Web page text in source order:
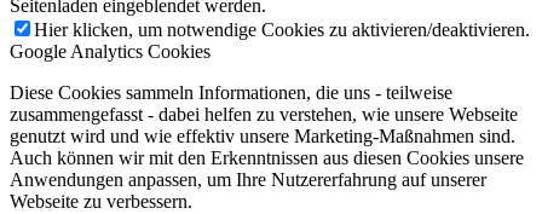
Seitenladen eingeblendet werden.
Hier klicken, um notwendige Cookies zu aktivieren/deaktivieren.
Google Analytics Cookies
Diese Cookies sammeln Informationen, die uns - teilweise
zusammengefasst - dabei helfen zu verstehen, wie unsere Webseite
genutzt wird und wie effektiv unsere Marketing-Maßnahmen sind.
Auch können wir mit den Erkenntnissen aus diesen Cookies unsere
Anwendungen anpassen, um Ihre Nutzererfahrung auf unserer
Webseite zu verbessern.